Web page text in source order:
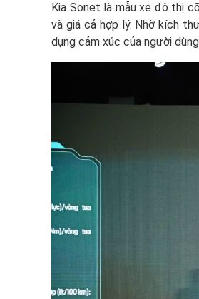
Kia Sonet là mẫu xe đô thị
và giá cả hợp lý. Nhờ kích
dụng cảm xúc của người